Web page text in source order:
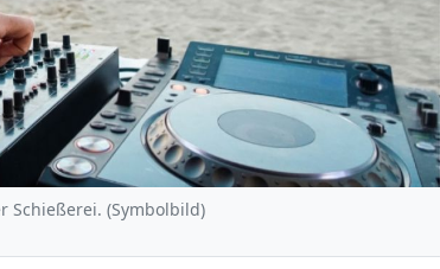
Schießerei. (Symbolbild)